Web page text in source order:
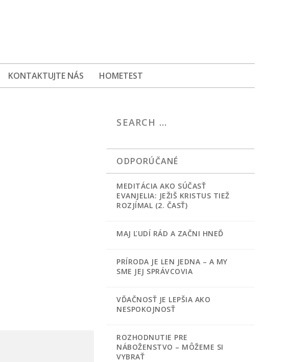
KONTAKTUJTE NÁS HOMETEST
ODPORÚČANÉ
MEDITÁCIA AKO SÚČASŤ
EVANJELIA: JEŽIŠ KRISTUS TIEŽ
ROZJÍMAL (2. ČASŤ)
MAJ ĽUDÍ RÁD A ZAČNI HNEĎ
PRÍRODA JE LEN JEDNA – A MY
SME JEJ SPRÁVCOVIA
VĎAČNOSŤ JE LEPŠIA AKO
NESPOKOJNOSŤ
ROZHODNUTIE PRE
NÁBOŽENSTVO – MÔŽEME SI
VYBRAŤ